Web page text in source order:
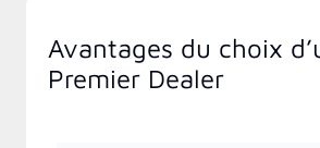
Avantages du choix
Premier Dealer